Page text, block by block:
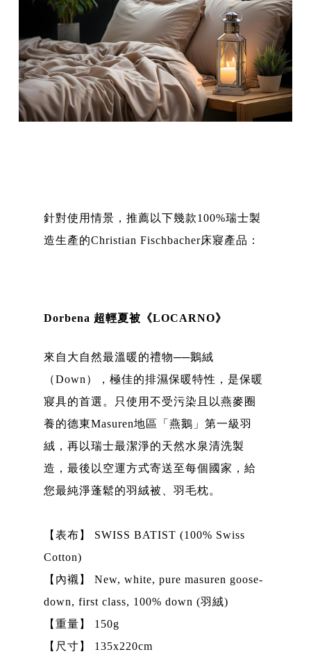
針對使用情景，推薦以下幾款100%瑞士製
造生產的Christian Fischbacher床寢產品：
Dorbena 超輕夏被《LOCARNO》
來自大自然最溫暖的禮物──鵝絨
（Down），極佳的排濕保暖特性，是保暖
寢具的首選。只使用不受污染且以燕麥圈
養的德東Masuren地區「燕鵝」第一級羽
絨，再以瑞士最潔淨的天然水泉清洗製
造，最後以空運方式寄送至每個國家，給
您最純淨蓬鬆的羽絨被、羽毛枕。
【表布】 SWISS BATIST (100% Swiss
Cotton)
【內襯】 New, white, pure masuren goose-
down, first class, 100% down (羽絨)
【重量】 150g
【尺寸】 135x220cm